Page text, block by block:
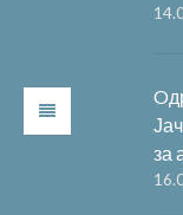
за